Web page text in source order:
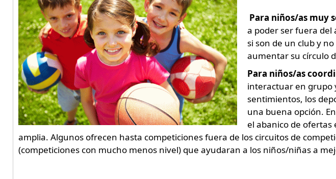
Para niños/as muy
a poder ser fuera del
si son de un club y
aumentar su círculo
Para niños/as
interactuar en grupo
sentimientos, los
una buena opción.
el abanico de ofertas
amplia. Algunos ofrecen hasta competiciones fuera de los circuitos de
(competiciones con mucho menos nivel) que ayudaran a los niños/niñas a